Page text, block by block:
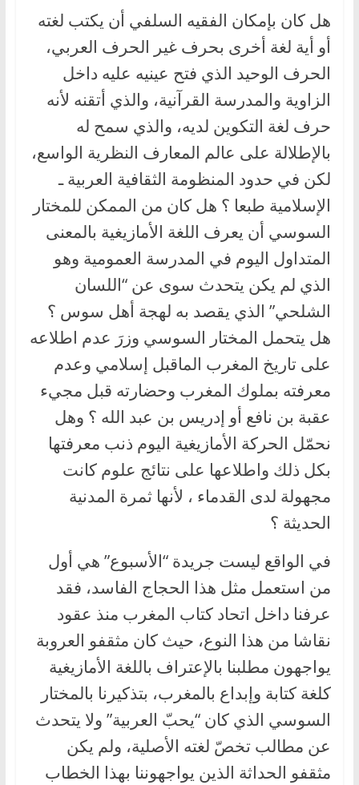
هل كان بإمكان الفقيه السلفي أن يكتب لغته
أو أية لغة أخرى بحرف غير الحرف العربي،
الحرف الوحيد الذي فتح عينيه عليه داخل
الزاوية والمدرسة القرآنية، والذي أتقنه لأنه
حرف لغة التكوين لديه، والذي سمح له
بالإطلالة على عالم المعارف النظرية الواسع،
لكن في حدود المنظومة الثقافية العربية ـ
الإسلامية طبعا ؟ هل كان من الممكن للمختار
السوسي أن يعرف اللغة الأمازيغية بالمعنى
المتداول اليوم في المدرسة العمومية وهو
الذي لم يكن يتحدث سوى عن “اللسان
الشلحي” الذي يقصد به لهجة أهل سوس ؟
هل يتحمل المختار السوسي وزرَ عدم اطلاعه
على تاريخ المغرب الماقبل إسلامي وعدم
معرفته بملوك المغرب وحضارته قبل مجيء
عقبة بن نافع أو إدريس بن عبد الله ؟ وهل
نحمّل الحركة الأمازيغية اليوم ذنب معرفتها
بكل ذلك واطلاعها على نتائج علوم كانت
مجهولة لدى القدماء ، لأنها ثمرة المدنية
الحديثة ؟
في الواقع ليست جريدة “الأسبوع” هي أول
من استعمل مثل هذا الحجاج الفاسد، فقد
عرفنا داخل اتحاد كتاب المغرب منذ عقود
نقاشا من هذا النوع، حيث كان مثقفو العروبة
يواجهون مطلبنا بالإعتراف باللغة الأمازيغية
كلغة كتابة وإبداع بالمغرب، بتذكيرنا بالمختار
السوسي الذي كان “يحبّ العربية” ولا يتحدث
عن مطالب تخصّ لغته الأصلية، ولم يكن
مثقفو الحداثة الذين يواجهوننا بهذا الخطاب